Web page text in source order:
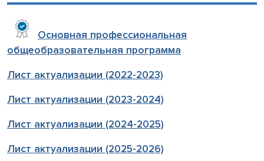
Основная профессиональная
общеобразовательная программа
Лист актуализации (2022-2023)
Лист актуализации (2023-2024)
Лист актуализации (2024-2025)
Лист актуализации (2025-2026)